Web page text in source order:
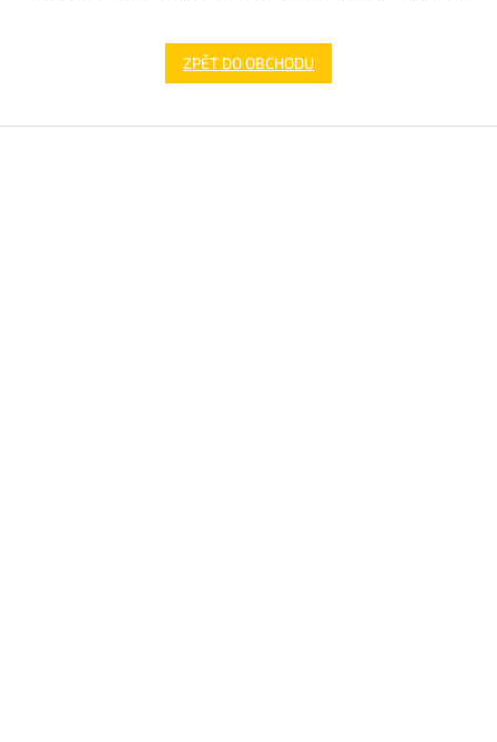
ZPĚT DO OBCHODU